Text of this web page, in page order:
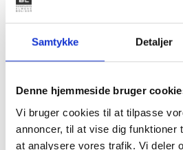
Samtykke Detaljer
Denne hjemmeside bruger
Vi bruger cookies til at tilpasse
annoncer, til at vise dig funktioner
at analysere vores trafik. Vi deler
Vi ved, at der for nogle
markante stigninger i
bebyggelsesprocenten i
det tilladte i en lokalplan, der
ejendomsvurderingen skal tage
aktuelle lokalplan, vil en sådan
forkert. Men der vil være behov
lokalplanen til de faktiske forhold,